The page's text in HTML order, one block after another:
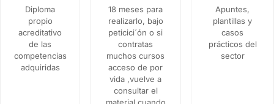
Diploma
propio
acreditativo
de las
competencias
adquiridas
18 meses para
realizarlo, bajo
peticici´ón o si
contratas
muchos cursos
acceso de por
vida ,vuelve a
consultar el
Apuntes,
plantillas y
casos
prácticos del
sector